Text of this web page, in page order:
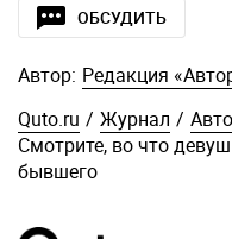
ОБСУДИТЬ
Автор: Редакция
Quto.ru / Журнал /
Смотрите, во что
бывшего